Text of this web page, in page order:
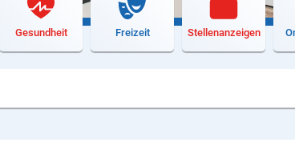
Gesundheit Freizeit Stellenanzeigen